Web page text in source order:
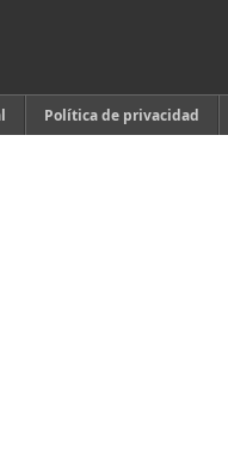
Política de privacidad